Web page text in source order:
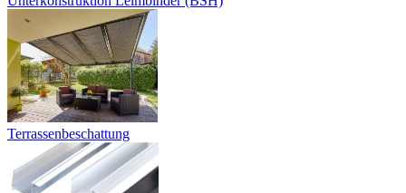
Terrassenbeschattung